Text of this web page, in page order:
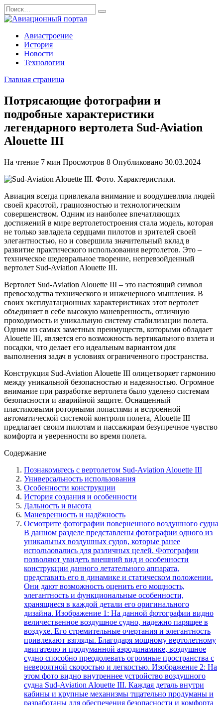
Перейти
к
содержанию
Search
for:
Авиастроение
История
Новости
Технологии
Главная страница
Потрясающие фотографии и
подробные характеристики
легендарного вертолета Sud-Aviation
Alouette III
На чтение 7 мин Просмотров 8 Опубликовано 30.03.2024
Авиация всегда привлекала внимание и воодушевляла людей
своей красотой, грациозностью и технологическим
совершенством. Одним из наиболее впечатляющих
достижений в мире вертолетостроения стала модель, которая
не только завладела сердцами пилотов и зрителей своей
элегантностью, но и совершила значительный вклад в
развитие практического использования вертолетов. Это –
техническое шедевральное творение, непревзойденный
вертолет Sud-Aviation Alouette III.
Вертолет Sud-Aviation Alouette III – это настоящий символ
превосходства технического и инженерного мышления. В
своих эксплуатационных характеристиках этот вертолет
объединяет в себе высокую маневренность, отличную
проходимость и уникальную систему стабилизации полета.
Одним из самых заметных преимуществ, которыми обладает
Alouette III, является его возможность вертикального взлета и
посадки, что делает его идеальным вариантом для
выполнения задач в условиях ограниченного пространства.
Конструкция Sud-Aviation Alouette III олицетворяет гармонию
между уникальной безопасностью и надежностью. Огромное
внимание при разработке вертолета было уделено системам
безопасности и аварийной защите. Оснащенный
пластиковыми роторными лопастями и встроенной
автоматической системой контроля полета, Alouette III
предлагает своим пилотам и пассажирам безупречное чувство
комфорта и уверенности во время полета.
Содержание
Познакомьтесь с вертолетом Sud-Aviation Alouette III
Универсальность использования
Особенности конструкции
История создания и особенности
Дальность и высота
Маневренность и надёжность
Осмотрите фотографии поверненного воздушного судна
В данном разделе представлены фотографии одного из
уникальных воздушных судов, которые ранее
использовались для различных целей. Фотографии
позволяют увидеть внешний вид и особенности
конструкции данного летательного аппарата,
представить его в динамике и статическом положении.
Они дают возможность оценить его мощность,
элегантность и функциональные особенности,
хранящиеся в каждой детали его оригинального
дизайна. Изображение 1: На данной фотографии видно
величественное воздушное судно, надежно парящее в
воздухе. Его стремительные очертания и элегантность
привлекают взгляды. Благодаря мощному вертолетному
двигателю и продуманной аэродинамике, воздушное
судно способно преодолевать огромные пространства с
невероятной скоростью и легкостью. Изображение 2: На
этом фото видно внутреннее устройство воздушного
судна Sud-Aviation Alouette III. Каждая деталь внутри
кабины и крупные механизмы тщательно продуманы и
разработаны для обеспечения безопасности и комфорта